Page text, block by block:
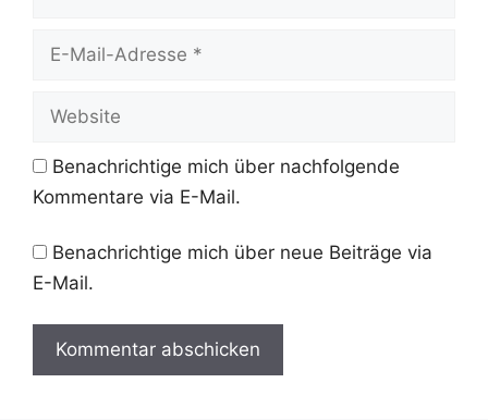
Website
Benachrichtige mich über nachfolgende
Kommentare via E-Mail.
Benachrichtige mich über neue Beiträge via
E-Mail.